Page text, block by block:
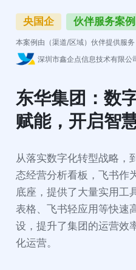
央国企 伙伴服务案例
本案例由（渠道/区域）伙伴提供服务
深圳市鑫企点信息技术有限公
东华集团：数
赋能，开启智
从落实数字化转型战略，
态经营分析看板，飞书作
底座，提供了大量实用工
表格、飞书轻应用等快速
设，提升了集团的运营效
化运营。